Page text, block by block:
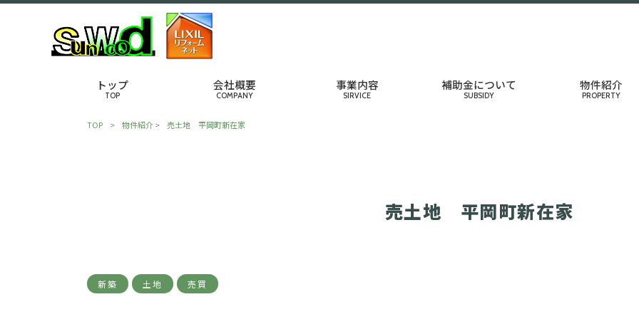
トップ
TOP
会社概要
COMPANY
事業内容
SIRVICE
補助金について
SUBSIDY
物件紹介
PROPERTY
TOP > 物件紹介> 売土地 平岡町新在家
売土地 平岡町新在家
新築 土地 売買